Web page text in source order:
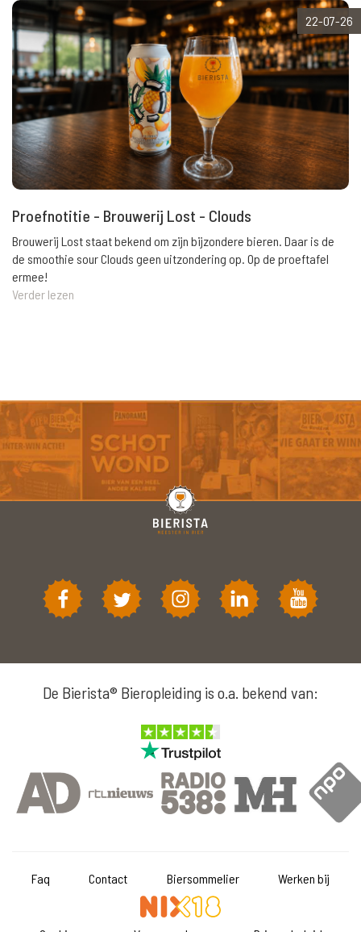
22-07-26
Proefnotitie - Brouwerij Lost - Clouds
Brouwerij Lost staat bekend om zijn bijzondere bieren. Daar is de
de smoothie sour Clouds geen uitzondering op. Op de proeftafel
ermee!
Verder lezen
De Bierista® Bieropleiding is o.a. bekend van:
Faq Contact Biersommelier Werken bij